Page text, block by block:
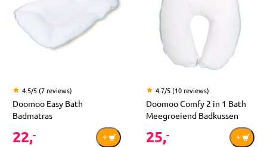
4.5/5 (7 reviews)
Doomoo Easy Bath
Badmatras
22,-
4.7/5 (10 reviews)
Doomoo Comfy 2 in 1 Bath
Meegroeiend Badkussen
25,-